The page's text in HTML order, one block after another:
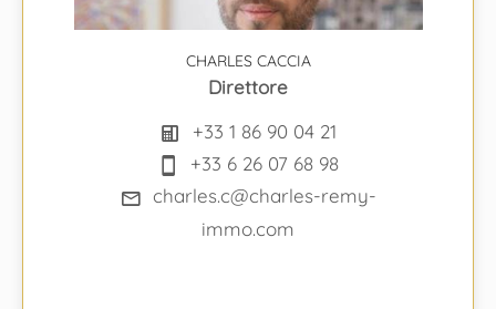
CHARLES CACCIA
Direttore
+33 1 86 90 04 21
+33 6 26 07 68 98
charles.c@charles-remy-
immo.com